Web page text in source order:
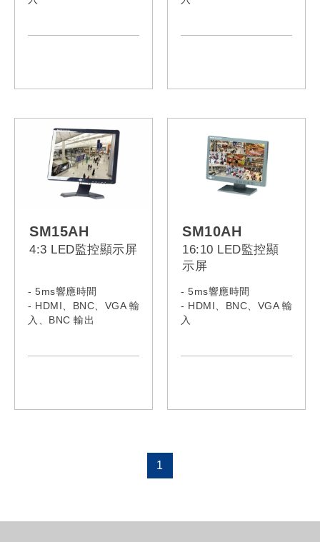
SM15AH
4:3 LED監控顯示屏
- 5ms響應時間
- HDMI、BNC、VGA 輸
入、BNC 輸出
SM10AH
16:10 LED監控顯
示屏
- 5ms響應時間
- HDMI、BNC、VGA 輸
入
1